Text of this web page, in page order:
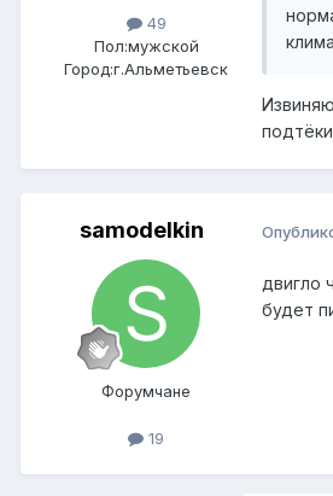
49
Пол:мужской
Город:г.Альметьевск
samodelkin
Форумчане
19
двигло
будет